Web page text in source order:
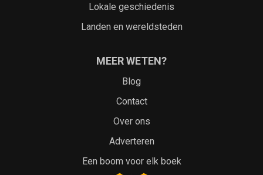
Lokale geschiedenis
Landen en wereldsteden
MEER WETEN?
Blog
Contact
Over ons
Adverteren
Een boom voor elk boek